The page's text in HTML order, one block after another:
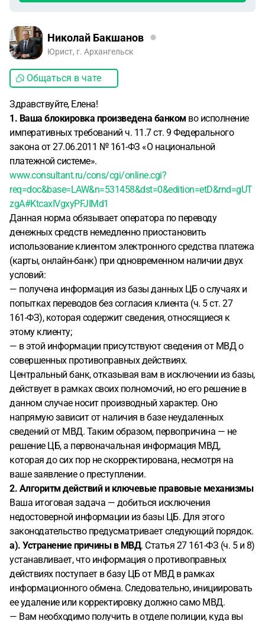
Николай Бакшанов
Юрист, г. Архангельск
Общаться в чате
Здравствуйте, Елена!
1. Ваша блокировка произведена банком во исполнение
императивных требований ч. 11.7 ст. 9 Федерального
закона от 27.06.2011 № 161-ФЗ «О национальной
платежной системе».
www.consultant.ru/cons/cgi/online.cgi?
req=doc&base=LAW&n=531458&dst=0&edition=etD&rnd=gUT
zgA#KtcaxIVgxyPFJIMd1
Данная норма обязывает оператора по переводу
денежных средств немедленно приостановить
использование клиентом электронного средства платежа
(карты, онлайн-банк) при одновременном наличии двух
условий:
— получена информация из базы данных ЦБ о случаях и
попытках переводов без согласия клиента (ч. 5 ст. 27
161-ФЗ), которая содержит сведения, относящиеся к
этому клиенту;
— в этой информации присутствуют сведения от МВД о
совершенных противоправных действиях.
Центральный банк, отказывая вам в исключении из базы,
действует в рамках своих полномочий, но его решение в
данном случае носит производный характер. Оно
напрямую зависит от наличия в базе неудаленных
сведений от МВД. Таким образом, первопричина — не
решение ЦБ, а первоначальная информация МВД,
которая до сих пор не скорректирована, несмотря на
ваше заявление о преступлении.
2. Алгоритм действий и ключевые правовые механизмы
Ваша итоговая задача — добиться исключения
недостоверной информации из базы ЦБ. Для этого
законодательство предусматривает следующий порядок.
а). Устранение причины в МВД. Статья 27 161-ФЗ (ч. 5 и 8)
устанавливает, что информация о противоправных
действиях поступает в базу ЦБ от МВД в рамках
информационного обмена. Следовательно, инициировать
ее удаление или корректировку должно само МВД.
— Вам необходимо получить в отделе полиции, куда вы